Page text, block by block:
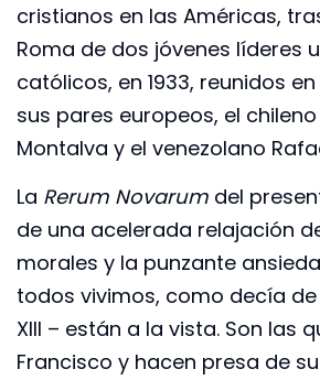
cristianos en las Américas,
Roma de dos jóvenes líderes
católicos, en 1933, reunidos
sus pares europeos, el chileno
Montalva y el venezolano
La Rerum Novarum del
de una acelerada relajación
morales y la punzante
todos vivimos, como decía de
XIII – están a la vista. Son las
Francisco y hacen presa de